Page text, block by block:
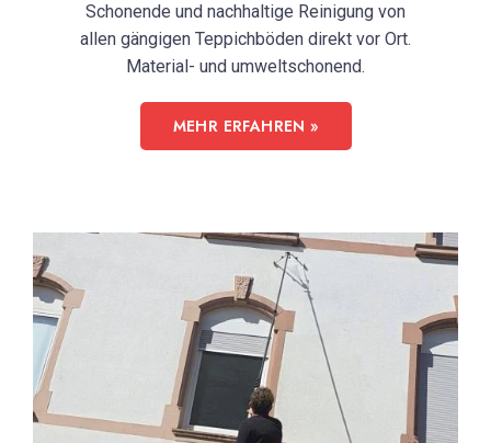
Schonende und nachhaltige Reinigung von
allen gängigen Teppichböden direkt vor Ort.
Material- und umweltschonend.
MEHR ERFAHREN »